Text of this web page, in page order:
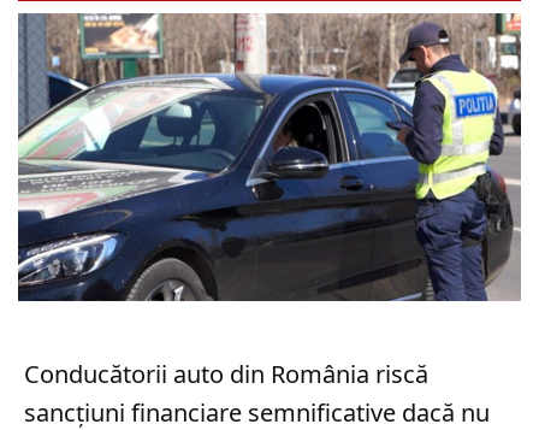
Conducătorii auto din România riscă
sancțiuni financiare semnificative dacă nu